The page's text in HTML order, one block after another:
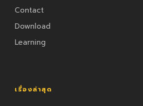
Contact
Download
Learning
เรื่องล่าสุด